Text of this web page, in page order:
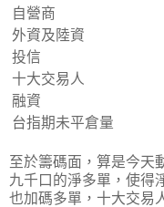
自營商
外資及陸資
投信
十大交易人
融資
台指期未平倉量
至於籌碼面，算是今天
九千口的淨多單，使得
也加碼多單，十大交易